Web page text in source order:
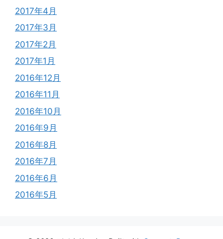
2017年4月
2017年3月
2017年2月
2017年1月
2016年12月
2016年11月
2016年10月
2016年9月
2016年8月
2016年7月
2016年6月
2016年5月